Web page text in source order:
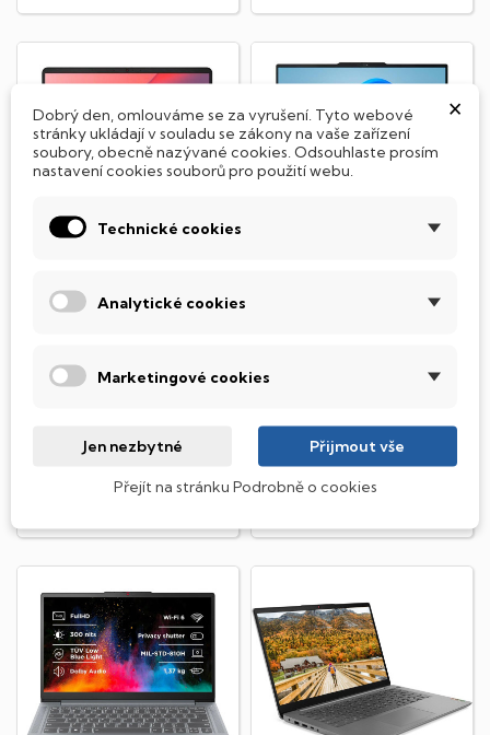
Lenovo 14e
Chromebook Gen 3
eMMC, 14" IPS displej
K dispozici
DO KOŠÍKU
DDR5, 512GB SSD NVMe, 14"
K dispozici
DO KOŠÍKU
×
Dobrý den, omlouváme se za vyrušení. Tyto webové
stránky ukládají v souladu se zákony na vaše zařízení
soubory, obecně nazývané cookies. Odsouhlaste prosím
nastavení cookies souborů pro použití webu.
Technické cookies
Analytické cookies
Marketingové cookies
Jen nezbytné Přijmout vše
Přejít na stránku Podrobně o cookies